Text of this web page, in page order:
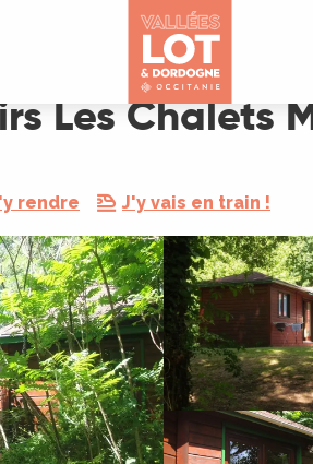
Les Chalets
rendre J'y vais en train !